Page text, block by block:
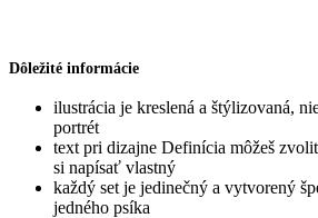
Dôležité informácie
ilustrácia je kreslená a štýlizovaná,
portrét
text pri dizajne Definícia môžeš
si napísať vlastný
každý set je jedinečný a vytvorený
jedného psíka